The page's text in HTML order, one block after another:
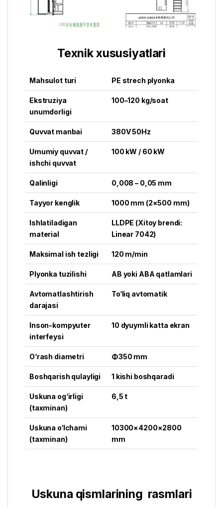
Texnik xususiyatlari
Mahsulot turi PE strech plyonka
Ekstruziya
unumdorligi
100–120 kg/soat
Quvvat manbai 380V 50Hz
Umumiy quvvat /
ishchi quvvat
100 kW / 60 kW
Qalinligi 0,008 – 0,05 mm
Tayyor kenglik 1000 mm (2×500 mm)
Ishlatiladigan
material
LLDPE (Xitoy brendi:
Linear 7042)
Maksimal ish tezligi 120 m/min
Plyonka tuzilishi AB yoki ABA qatlamlari
Avtomatlashtirish
darajasi
To‘liq avtomatik
Inson-kompyuter
interfeysi
10 dyuymli katta ekran
O‘rash diametri Φ350 mm
Boshqarish qulayligi 1 kishi boshqaradi
Uskuna og‘irligi
(taxminan)
6,5 t
Uskuna o‘lchami
(taxminan)
10300×4200×2800
mm
Uskuna qismlarining rasmlari